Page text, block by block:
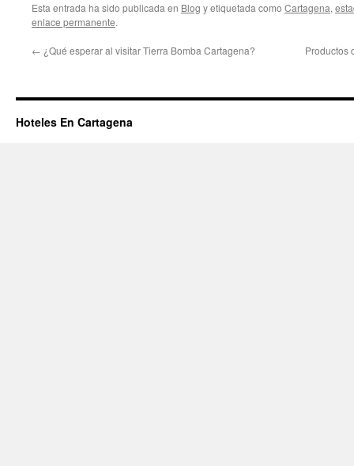
Esta entrada ha sido publicada en Blog y etiquetada como Cartagena,
enlace permanente.
← ¿Qué esperar al visitar Tierra Bomba Cartagena? Productos
Hoteles En Cartagena